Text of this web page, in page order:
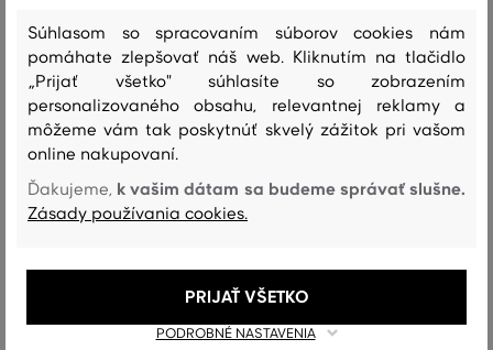
+1
189,90 €
132 90 €
Dostupné veľkosti:
77,40 €
Dostupné veľkosti:
XS, S
Súhlasom so spracovaním súborov cookies nám
pomáhate zlepšovať náš web. Kliknutím na tlačidlo
„Prijať všetko" súhlasíte so zobrazením
personalizovaného obsahu, relevantnej reklamy a
môžeme vám tak poskytnúť skvelý zážitok pri vašom
online nakupovaní.
Ďakujeme, k vašim dátam sa budeme správať slušne.
Zásady používania cookies.
PODROBNÉ NASTAVENIA
PRIJAŤ VŠETKO